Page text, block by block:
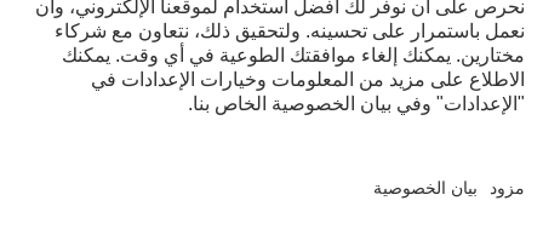
المُصممة خصيصًا لك